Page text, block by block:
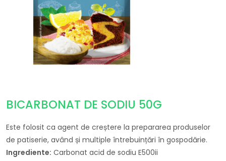
BICARBONAT DE SODIU 50G
Este folosit ca agent de creștere la prepararea produselor
de patiserie, având și multiple întrebuințări în gospodărie.
Ingrediente: Carbonat acid de sodiu E500ii